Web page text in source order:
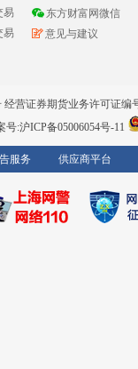
易
易
东方财富网微信
意见与建议
营证券期货业务许可证编
号:沪ICP备05006054号-11
服务 供应商平台